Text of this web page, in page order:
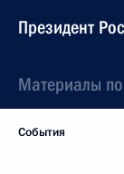
Президент
Материалы
События